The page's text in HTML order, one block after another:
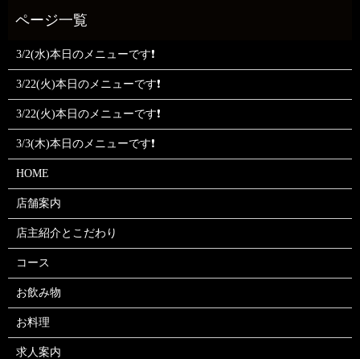
3/2(水)本日のメニューです❗
3/22(火)本日のメニューです❗
3/22(火)本日のメニューです❗
3/3(木)本日のメニューです❗
HOME
店舗案内
店主紹介とこだわり
コース
お飲み物
お料理
求人案内